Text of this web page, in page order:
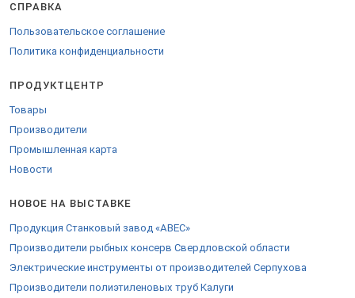
"Световые Технологии"
подвесные и линейные системы. Делает ставку на модульность и
ремонтопригодность.
сектора, включая офисные потолочные решения повышенной
надежности.
Специализация: высокотехнологичные светодиодные решения,
включая офисные панели с улучшенными характеристиками
актуальным требованиям:
радиаторы), ударопрочный поликарбонат (рассеиватели),
оцинкованная сталь (крепления).
Применение SMD и COB светодиодов ведущих
мировых и российских брендов, драйверы с высоким КПД и
PFC. Соответствие ГОСТ Р МЭК 60598-1-2011 и ГОСТ Р 54350-
СПРАВКА
Пользовательское соглашение
Политика конфиденциальности
ПРОДУКТЦЕНТР
Товары
Производители
Промышленная карта
Новости
НОВОЕ НА ВЫСТАВКЕ
Продукция Станковый завод «АВЕС»
Производители рыбных консерв Свердловской области
Электрические инструменты от производителей Серпухова
Производители полиэтиленовых труб Калуги